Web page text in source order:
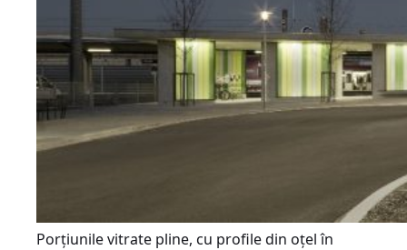
Porţiunile vitrate pline, cu profile din oțel în